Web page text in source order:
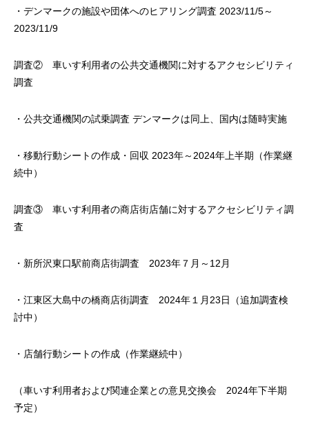
・デンマークの施設や団体へのヒアリング調査 2023/11/5～
2023/11/9
調査② 車いす利用者の公共交通機関に対するアクセシビリティ
調査
・公共交通機関の試乗調査 デンマークは同上、国内は随時実施
・移動行動シートの作成・回収 2023年～2024年上半期（作業継
続中）
調査③ 車いす利用者の商店街店舗に対するアクセシビリティ調
査
・新所沢東口駅前商店街調査 2023年７月～12月
・江東区大島中の橋商店街調査 2024年１月23日（追加調査検
討中）
・店舗行動シートの作成（作業継続中）
（車いす利用者および関連企業との意見交換会 2024年下半期
予定）